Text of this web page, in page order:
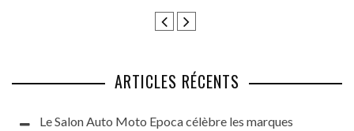
ARTICLES RÉCENTS
Le Salon Auto Moto Epoca célèbre les marques